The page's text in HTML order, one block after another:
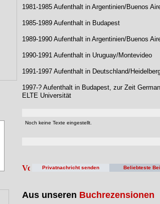
1981-1985 Aufenthalt in Argentinien/Buenos
1985-1989 Aufenthalt in Budapest
1989-1990 Aufenthalt in Argentinien/Buenos
1990-1991 Aufenthalt in Uruguay/Montevideo
1991-1997 Aufenthalt in Deutschland/
1997-? Aufenthalt in Budapest, zur Zeit
ELTE Universität
Noch keine Texte eingestellt.
Privatnachricht senden Beliebteste
Aus unseren Buchrezensionen